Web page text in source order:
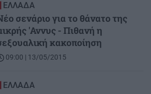
ΕΛΛΑΔΑ
σενάριο για το θάνατο της
'Αννυς - Πιθανή η
κακοποίηση
09:00 | 13/05/2015
ΕΛΛΑΔΑ